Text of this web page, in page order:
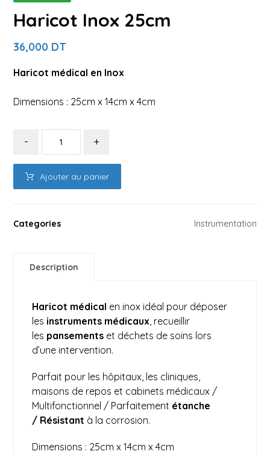
Haricot Inox 25cm
36,000 DT
Haricot médical en Inox
Dimensions : 25cm x 14cm x 4cm
- +
Ajouter au panier
Categories Instrumentation
Description
Haricot médical en inox idéal pour déposer
les instruments médicaux, recueillir
les pansements et déchets de soins lors
d’une intervention.
Parfait pour les hôpitaux, les cliniques,
maisons de repos et cabinets médicaux /
Multifonctionnel / Parfaitement étanche
/ Résistant à la corrosion.
Dimensions : 25cm x 14cm x 4cm